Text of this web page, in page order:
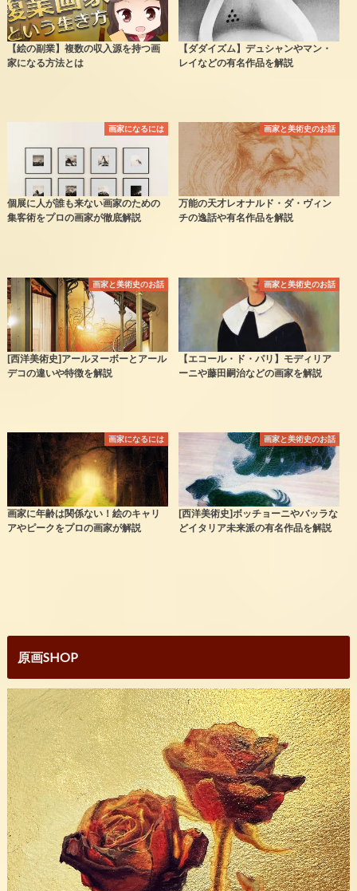
【絵の副業】複数の収入源を持つ画
家になる方法とは
【ダダイズム】デュシャンやマン・
レイなどの有名作品を解説
画家になるには
個展に人が誰も来ない画家のための
集客術をプロの画家が徹底解説
画家と美術史のお話
万能の天才レオナルド・ダ・ヴィン
チの逸話や有名作品を解説
画家と美術史のお話
[西洋美術史]アールヌーボーとアール
デコの違いや特徴を解説
画家と美術史のお話
【エコール・ド・パリ】モディリア
ーニや藤田嗣治などの画家を解説
画家になるには
画家に年齢は関係ない！絵のキャリ
アやピークをプロの画家が解説
画家と美術史のお話
[西洋美術史]ボッチョーニやバッラな
どイタリア未来派の有名作品を解説
原画SHOP